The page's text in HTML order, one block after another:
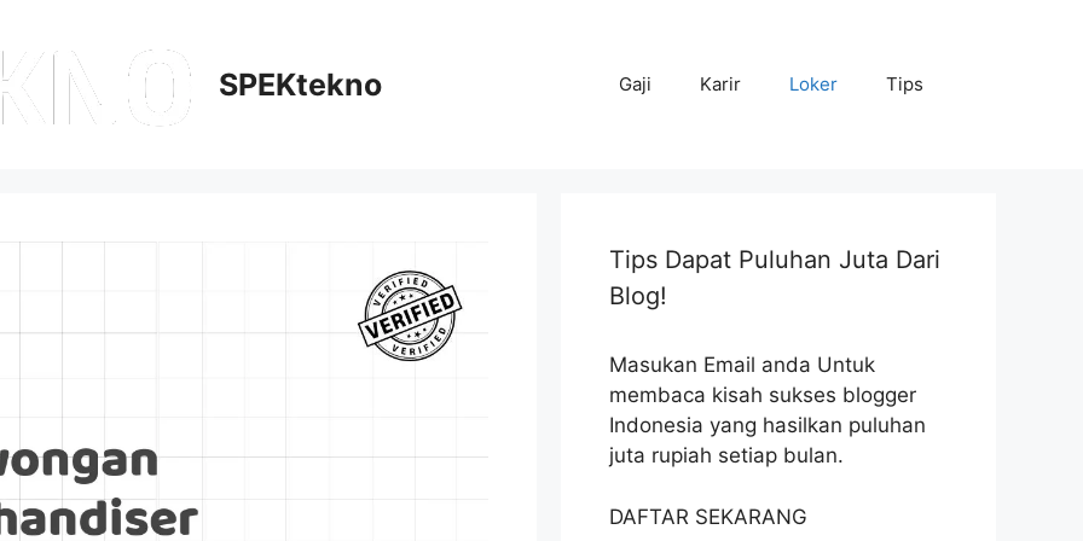
SPEKtekno Gaji Karir Loker Tips
Tips Dapat Puluhan Juta Dari
Blog!
Masukan Email anda Untuk
membaca kisah sukses blogger
Indonesia yang hasilkan puluhan
juta rupiah setiap bulan.
DAFTAR SEKARANG